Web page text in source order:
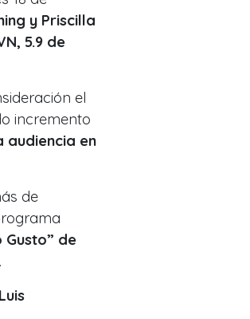
y Priscilla
5.9 de
el
incremento
audiencia en
de
Gusto” de